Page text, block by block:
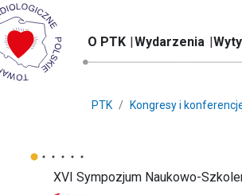
O PTK Wydarzenia
PTK Kongresy i
XVI Sympozjum Naukowo-